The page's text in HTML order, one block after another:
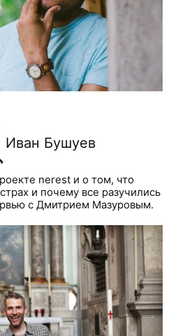
Иван Бушуев
nerest и о том, что
и почему все разучились
с Дмитрием Мазуровым.